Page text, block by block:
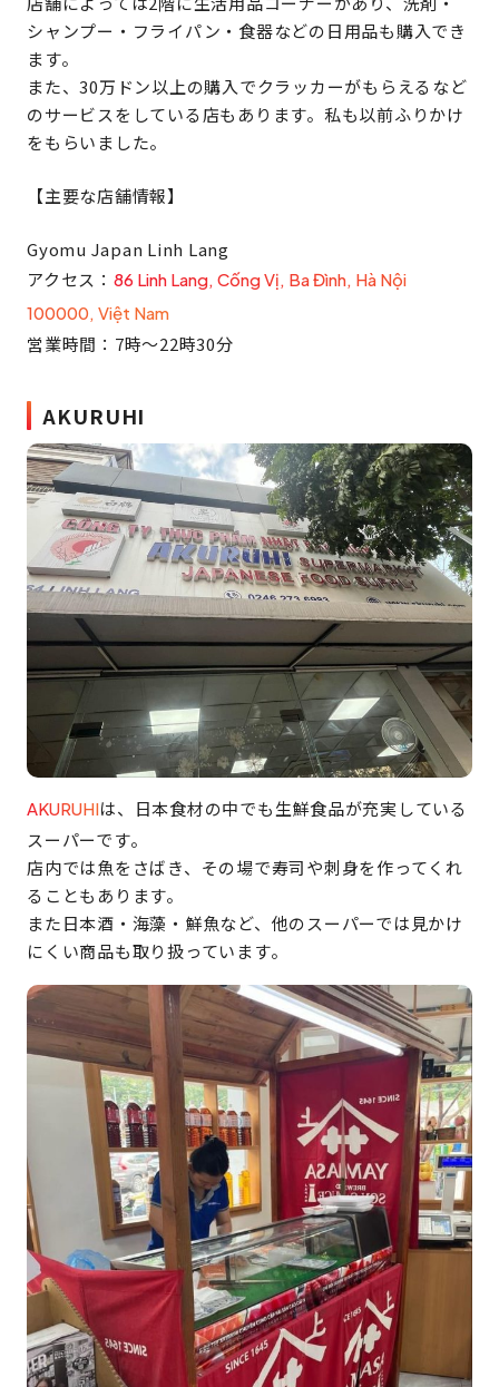
シャンプー・フライパン・食器などの日用品も購入でき
ます。
また、30万ドン以上の購入でクラッカーがもらえるなど
のサービスをしている店もあります。私も以前ふりかけ
をもらいました。
【主要な店舗情報】
Gyomu Japan Linh Lang
アクセス： 86 Linh Lang, Cống Vị, Ba Đình, Hà Nội
100000, Việt Nam
営業時間：7時〜22時30分
AKURUHI
AKURUHIは、日本食材の中でも生鮮食品が充実している
スーパーです。
店内では魚をさばき、その場で寿司や刺身を作ってくれ
ることもあります。
また日本酒・海藻・鮮魚など、他のスーパーでは見かけ
にくい商品も取り扱っています。